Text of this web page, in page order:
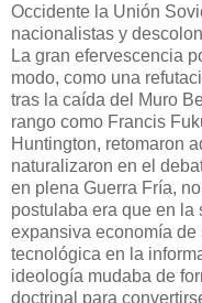
Occidente la Unión
nacionalistas y
La gran efervescencia
modo, como una
tras la caída del Muro
rango como Francis
Huntington, retomaron
naturalizaron en el
en plena Guerra Fría,
postulaba era que en la
expansiva economía
tecnológica en la
ideología mudaba de
doctrinal para